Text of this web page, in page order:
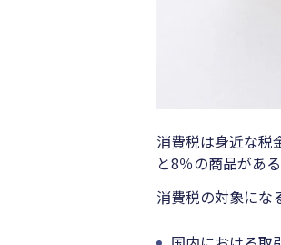
消費税は身近な税
と8％の商品があ
消費税の対象にな